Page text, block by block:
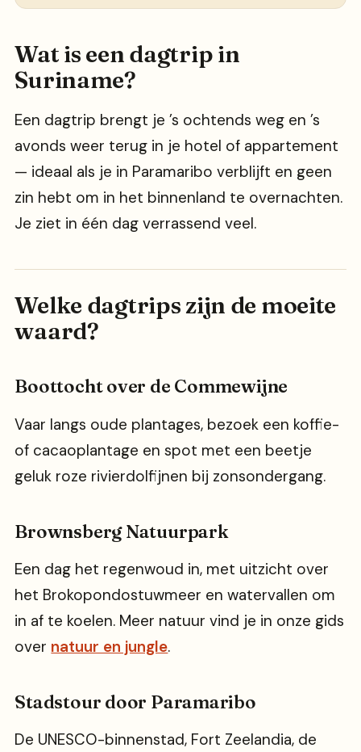
Wat is een dagtrip in
Suriname?
Een dagtrip brengt je ’s ochtends weg en ’s
avonds weer terug in je hotel of appartement
— ideaal als je in Paramaribo verblijft en geen
zin hebt om in het binnenland te overnachten.
Je ziet in één dag verrassend veel.
Welke dagtrips zijn de moeite
waard?
Boottocht over de Commewijne
Vaar langs oude plantages, bezoek een koffie-
of cacaoplantage en spot met een beetje
geluk roze rivierdolfijnen bij zonsondergang.
Brownsberg Natuurpark
Een dag het regenwoud in, met uitzicht over
het Brokopondostuwmeer en watervallen om
in af te koelen. Meer natuur vind je in onze gids
over natuur en jungle.
Stadstour door Paramaribo
De UNESCO-binnenstad, Fort Zeelandia, de